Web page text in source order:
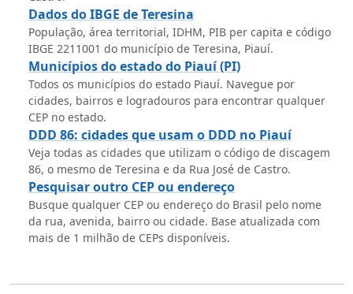
Dados do IBGE de Teresina
População, área territorial, IDHM, PIB per capita e código
IBGE 2211001 do município de Teresina, Piauí.
Municípios do estado do Piauí (PI)
Todos os municípios do estado Piauí. Navegue por
cidades, bairros e logradouros para encontrar qualquer
CEP no estado.
DDD 86: cidades que usam o DDD no Piauí
Veja todas as cidades que utilizam o código de discagem
86, o mesmo de Teresina e da Rua José de Castro.
Pesquisar outro CEP ou endereço
Busque qualquer CEP ou endereço do Brasil pelo nome
da rua, avenida, bairro ou cidade. Base atualizada com
mais de 1 milhão de CEPs disponíveis.